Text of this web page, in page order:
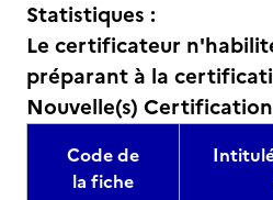
Statistiques :
Le certificateur
préparant à la
Nouvelle(s)
Code de
la fiche